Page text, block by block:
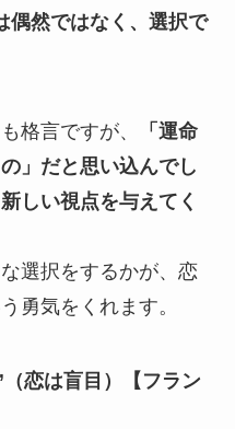
然ではなく、選択で
格言ですが、
「運命
」だと思い込んでし
しい視点を与えてく
選択をするかが、恋
勇気をくれます。
恋は盲目）【フラン